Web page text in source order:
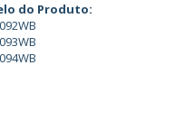
do Produto: